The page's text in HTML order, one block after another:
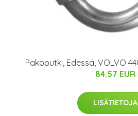
Pakoputki, Edessä, VOLVO
84.57 EUR
LISÄTIETOJA